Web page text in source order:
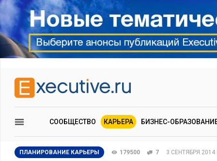
СООБЩЕСТВО КАРЬЕРА БИЗНЕС-
ПЛАНИРОВАНИЕ КАРЬЕРЫ 179500 7 3 СЕНТЯБРЯ 2014